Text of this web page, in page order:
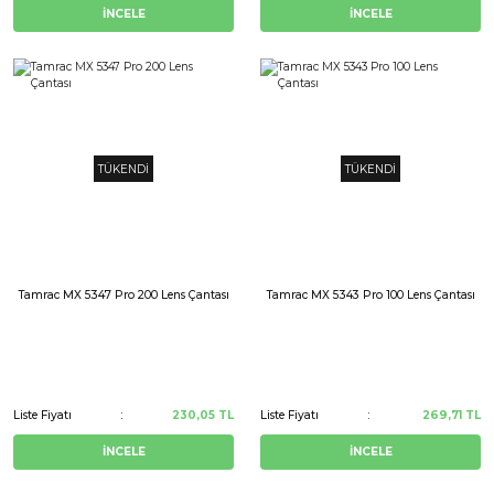
İNCELE İNCELE
TÜKENDİ
Tamrac MX 5347 Pro 200 Lens Çantası
Liste Fiyatı 230,05 TL
İNCELE
TÜKENDİ
Tamrac MX 5343 Pro 100 Lens Çantası
Liste Fiyatı 269,71 TL
İNCELE